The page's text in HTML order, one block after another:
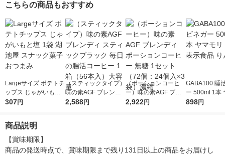
こちらの商品もおすすめ
Largeサイズ ポテトチ
ップス じゃがいもと
塩 1袋 湖池屋 スナッ
307円
（スティックタイプ）
味の素AGF ブレンデ
ィ スティックブラッ
2,588円
（ポーションコーヒ
ー）味の素AGF ブレ
ンディ ポーションコ
2,922円
GABA100 睡
ー 500ml 1本
リ 機能性表示
898円
商品説明
【賞味期限】
商品の発送時点で、賞味期限まで残り131日以上の商品をお届けし